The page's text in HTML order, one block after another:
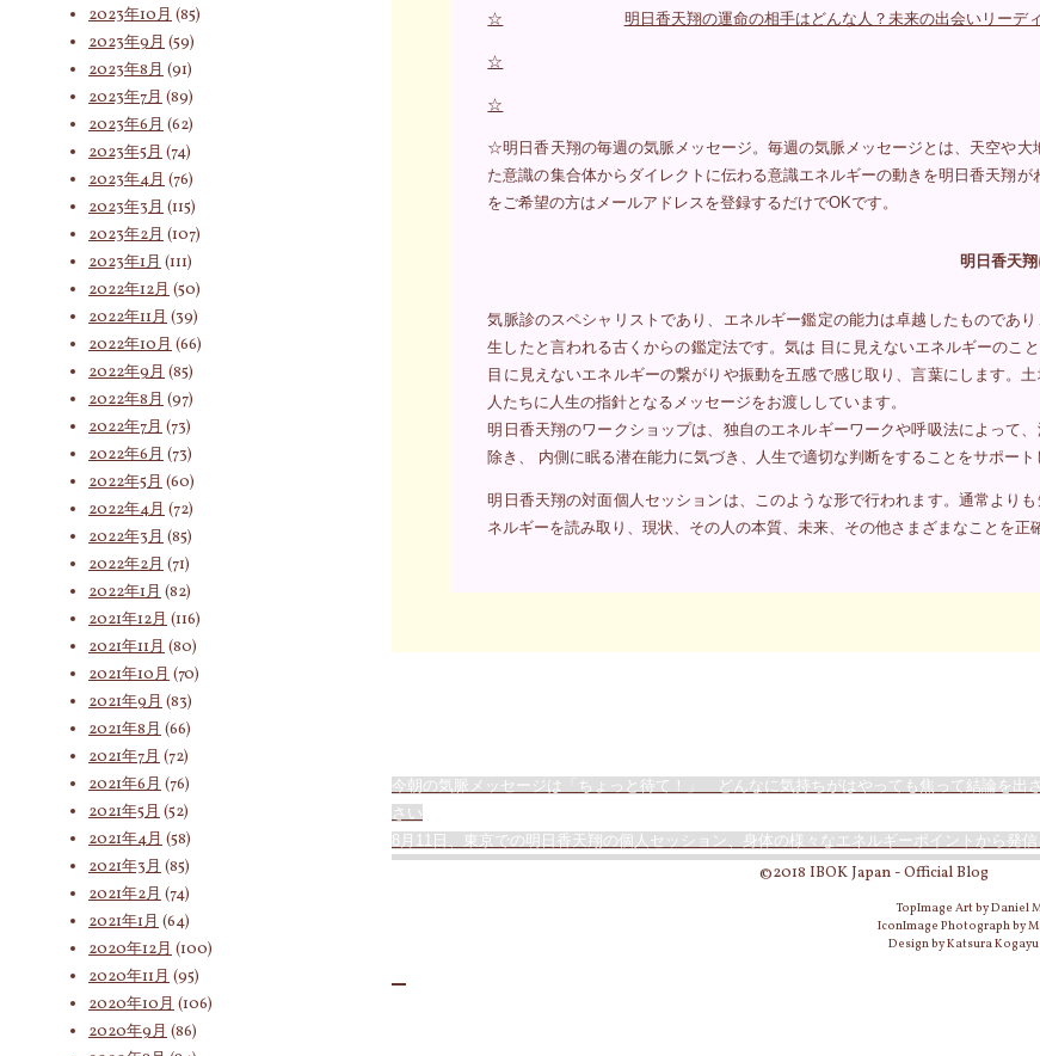
☆ 明日香天翔の運命の相手はどんな人？未来の出会いリー
☆
☆
☆明日香天翔の毎週の気脈メッセージ。毎週の気脈メッセージとは、天空や
た意識の集合体からダイレクトに伝わる意識エネルギーの動きを明日香天翔
をご希望の方はメールアドレスを登録するだけでOKです。
明日香天
気脈診のスペシャリストであり、エネルギー鑑定の能力は卓越したものであ
生したと言われる古くからの鑑定法です。気は 目に見えないエネルギーのこ
目に見えないエネルギーの繋がりや振動を五感で感じ取り、言葉にします。
人たちに人生の指針となるメッセージをお渡ししています。
明日香天翔のワークショップは、独自のエネルギーワークや呼吸法によって
除き、 内側に眠る潜在能力に気づき、人生で適切な判断をすることをサポート
明日香天翔の対面個人セッションは、このような形で行われます。通常より
ネルギーを読み取り、現状、その人の本質、未来、その他さまざまなことを正
2023年10月 (85)
2023年9月 (59)
2023年8月 (91)
2023年7月 (89)
2023年6月 (62)
2023年5月 (74)
2023年4月 (76)
2023年3月 (115)
2023年2月 (107)
2023年1月 (111)
2022年12月 (50)
2022年11月 (39)
2022年10月 (66)
2022年9月 (85)
2022年8月 (97)
2022年7月 (73)
2022年6月 (73)
2022年5月 (60)
2022年4月 (72)
2022年3月 (85)
2022年2月 (71)
2022年1月 (82)
2021年12月 (116)
2021年11月 (80)
2021年10月 (70)
2021年9月 (83)
2021年8月 (66)
2021年7月 (72)
2021年6月 (76)
2021年5月 (52)
2021年4月 (58)
2021年3月 (85)
2021年2月 (74)
2021年1月 (64)
2020年12月 (100)
2020年11月 (95)
2020年10月 (106)
2020年9月 (86)
今朝の気脈メッセージは「ちょっと待て！」 どんなに気持ちがはやっても焦って結論を出
さい
8月11日、東京での明日香天翔の個人セッション、身体の様々なエネルギーポイントから発
©2018 IBOK Japan - Official Blog
TopImage Art by Daniel
IconImage Photograph by
Design by Katsura